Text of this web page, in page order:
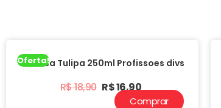
Oferta!
Caneca Tulipa 250ml Profissoes divs
R$18,90 R$16,90
Comprar